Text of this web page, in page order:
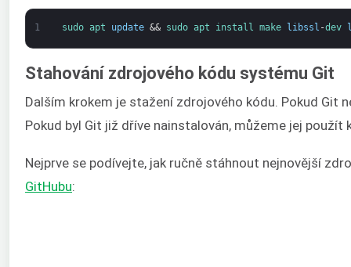
1 sudo apt update && sudo apt install make libssl -dev
Stahování zdrojového kódu systému Git
Dalším krokem je stažení zdrojového kódu. Pokud Git
Pokud byl Git již dříve nainstalován, můžeme jej
Nejprve se podívejte, jak ručně stáhnout nejnovější
GitHubu: